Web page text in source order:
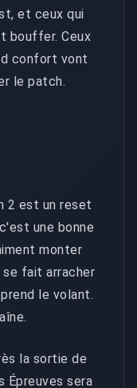
et ceux qui
bouffer. Ceux
confort vont
le patch.
2 est un reset
une bonne
monter
se fait arracher
le volant.
la sortie de
Épreuves sera